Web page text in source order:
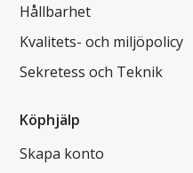
Hållbarhet
Kvalitets- och miljöpolicy
Sekretess och Teknik
Köphjälp
Skapa konto